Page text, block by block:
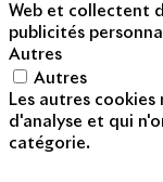
Web et collectent
publicités
Autres
Autres
Les autres cookies
d'analyse et qui
catégorie.